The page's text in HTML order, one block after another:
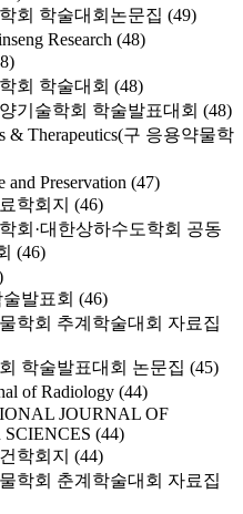
회 학술대회논문집 (49)
Research (48)
회 학술대회 (48)
기술학회 학술발표대회 (48)
& Therapeutics(구 응용약물학
and Preservation (47)
학회지 (46)
회·대한상하수도학회 공동
(46)
발표회 (46)
학회 추계학술대회 자료집
학술발표대회 논문집 (45)
of Radiology (44)
JOURNAL OF
(44)
학회지 (44)
학회 춘계학술대회 자료집